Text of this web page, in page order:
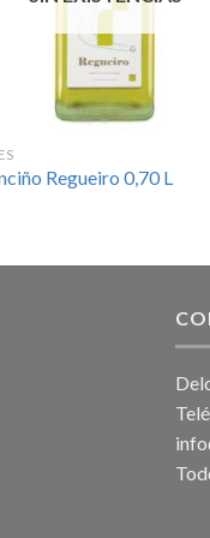
Regueiro 0,70 L